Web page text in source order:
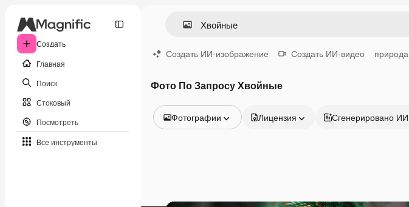
Создать
Главная
Поиск
Стоковый
Посмотреть
Все инструменты
Создать ИИ-изображение Создать ИИ-видео природа
Фото По Запросу Хвойные
Фотографии Лицензия Сгенерировано ИИ